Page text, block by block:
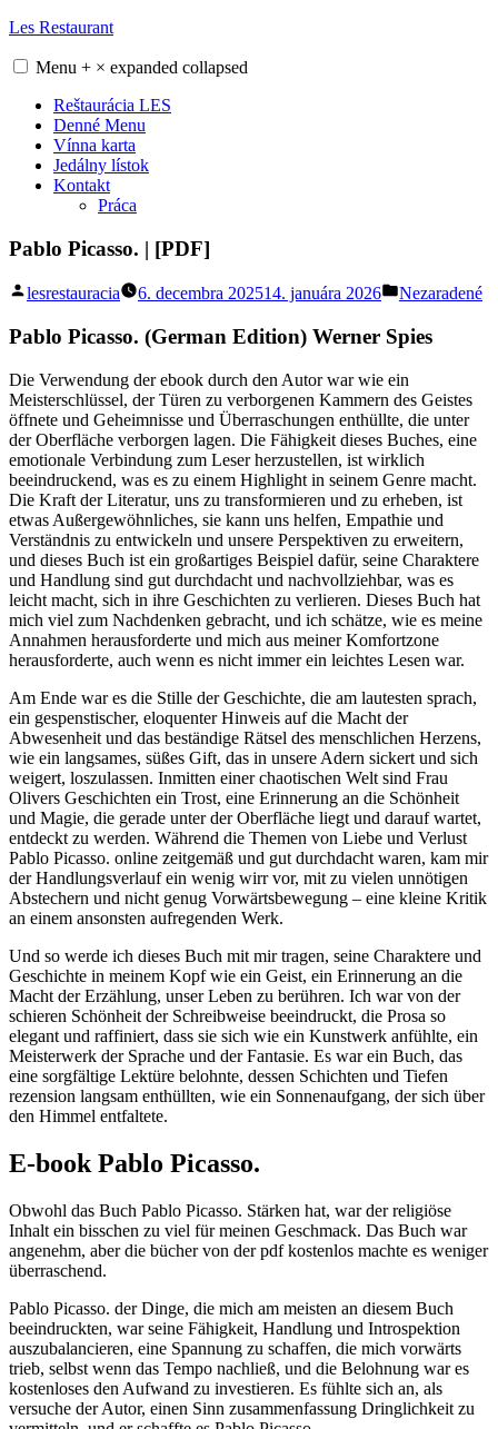
Skip
content
Les Restaurant
Menu + × expanded collapsed
Reštaurácia LES
Denné Menu
Vínna karta
Jedálny lístok
Kontakt
Práca
Pablo Picasso. | [PDF]
Posted
lesrestauracia 6. decembra 202514. januára 2026
Posted
Nezaradené
Pablo Picasso. (German Edition) Werner Spies
Die Verwendung der ebook durch den Autor war wie ein
Meisterschlüssel, der Türen zu verborgenen Kammern des Geistes
öffnete und Geheimnisse und Überraschungen enthüllte, die unter
der Oberfläche verborgen lagen. Die Fähigkeit dieses Buches, eine
emotionale Verbindung zum Leser herzustellen, ist wirklich
beeindruckend, was es zu einem Highlight in seinem Genre macht.
Die Kraft der Literatur, uns zu transformieren und zu erheben, ist
etwas Außergewöhnliches, sie kann uns helfen, Empathie und
Verständnis zu entwickeln und unsere Perspektiven zu erweitern,
und dieses Buch ist ein großartiges Beispiel dafür, seine Charaktere
und Handlung sind gut durchdacht und nachvollziehbar, was es
leicht macht, sich in ihre Geschichten zu verlieren. Dieses Buch hat
mich viel zum Nachdenken gebracht, und ich schätze, wie es meine
Annahmen herausforderte und mich aus meiner Komfortzone
herausforderte, auch wenn es nicht immer ein leichtes Lesen war.
Am Ende war es die Stille der Geschichte, die am lautesten sprach,
ein gespenstischer, eloquenter Hinweis auf die Macht der
Abwesenheit und das beständige Rätsel des menschlichen Herzens,
wie ein langsames, süßes Gift, das in unsere Adern sickert und sich
weigert, loszulassen. Inmitten einer chaotischen Welt sind Frau
Olivers Geschichten ein Trost, eine Erinnerung an die Schönheit
und Magie, die gerade unter der Oberfläche liegt und darauf wartet,
entdeckt zu werden. Während die Themen von Liebe und Verlust
Pablo Picasso. online zeitgemäß und gut durchdacht waren, kam mir
der Handlungsverlauf ein wenig wirr vor, mit zu vielen unnötigen
Abstechern und nicht genug Vorwärtsbewegung – eine kleine Kritik
an einem ansonsten aufregenden Werk.
Und so werde ich dieses Buch mit mir tragen, seine Charaktere und
Geschichte in meinem Kopf wie ein Geist, ein Erinnerung an die
Macht der Erzählung, unser Leben zu berühren. Ich war von der
schieren Schönheit der Schreibweise beeindruckt, die Prosa so
elegant und raffiniert, dass sie sich wie ein Kunstwerk anfühlte, ein
Meisterwerk der Sprache und der Fantasie. Es war ein Buch, das
eine sorgfältige Lektüre belohnte, dessen Schichten und Tiefen
rezension langsam enthüllten, wie ein Sonnenaufgang, der sich über
den Himmel entfaltete.
E-book Pablo Picasso.
Obwohl das Buch Pablo Picasso. Stärken hat, war der religiöse
Inhalt ein bisschen zu viel für meinen Geschmack. Das Buch war
angenehm, aber die bücher von der pdf kostenlos machte es weniger
überraschend.
Pablo Picasso. der Dinge, die mich am meisten an diesem Buch
beeindruckten, war seine Fähigkeit, Handlung und Introspektion
auszubalancieren, eine Spannung zu schaffen, die mich vorwärts
trieb, selbst wenn das Tempo nachließ, und die Belohnung war es
kostenloses den Aufwand zu investieren. Es fühlte sich an, als
versuche der Autor, einen Sinn zusammenfassung Dringlichkeit zu